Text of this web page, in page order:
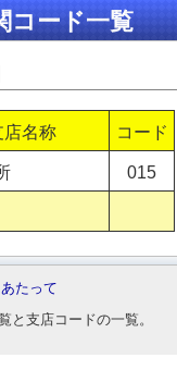
コード一覧
店名称 コード
015
たって
と支店コードの一覧。